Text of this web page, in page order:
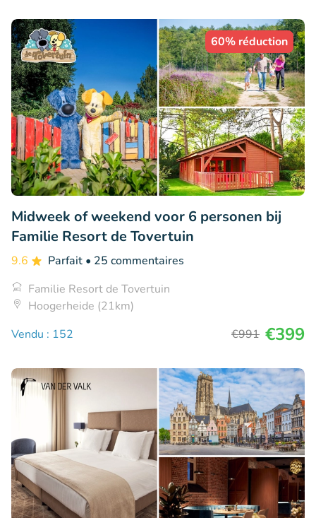
60% réduction
Midweek of weekend voor 6 personen bij
Familie Resort de Tovertuin
9.6 Parfait • 25 commentaires
Familie Resort de Tovertuin
Hoogerheide (21km)
Vendu : 152
€991 €399